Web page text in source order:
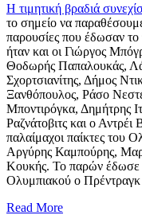
Η τιμητική βραδιά
το σημείο να
παρουσίες που έδωσαν
ήταν και οι Γιώργος
Θοδωρής Παπαλουκάς,
Σχορτσιανίτης, Δήμος
Ξανθόπουλος, Ράσο
Μποντιρόγκα, Δημήτρης
Ραζνάτοβιτς και ο
παλαίμαχοι παίκτες του
Αργύρης Καμπούρης,
Κουκής. Το παρών έδωσε
Ολυμπιακού ο Πρέντραγκ
Read More